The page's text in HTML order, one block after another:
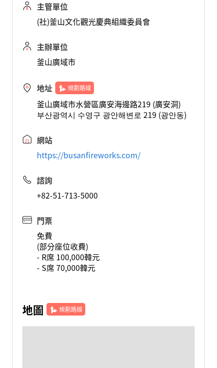
主管單位
(社)釜山文化觀光慶典組織委員會
主辦單位
釜山廣域市
地址 規劃路線
釜山廣域市水營區廣安海邊路219 (廣安洞)
부산광역시 수영구 광안해변로 219 (광안동)
網站
https://busanfireworks.com/
諮詢
+82-51-713-5000
門票
免費
(部分座位收費)
- R席 100,000韓元
- S席 70,000韓元
地圖 規劃路線